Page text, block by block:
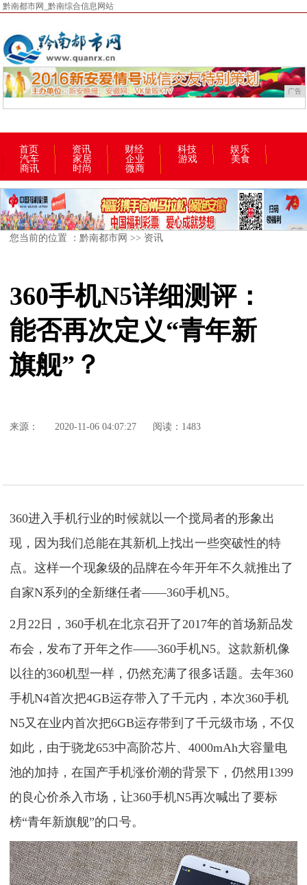
黔南都市网_黔南综合信息网站
广告
首页 资讯 财经 科技
娱乐
汽车
家居 企业 游戏
美食
商讯
时尚 微商
广告
您当前的位置 ：黔南都市网 >> 资讯
360手机N5详细测评：
能否再次定义“青年新
旗舰”？
来源： 2020-11-06 04:07:27 阅读：1483
360进入手机行业的时候就以一个搅局者的形象出
现，因为我们总能在其新机上找出一些突破性的特
点。这样一个现象级的品牌在今年开年不久就推出了
自家N系列的全新继任者——360手机N5。
2月22日，360手机在北京召开了2017年的首场新品发
布会，发布了开年之作——360手机N5。这款新机像
以往的360机型一样，仍然充满了很多话题。去年360
手机N4首次把4GB运存带入了千元内，本次360手机
N5又在业内首次把6GB运存带到了千元级市场，不仅
如此，由于骁龙653中高阶芯片、4000mAh大容量电
池的加持，在国产手机涨价潮的背景下，仍然用1399
的良心价杀入市场，让360手机N5再次喊出了要标
榜“青年新旗舰”的口号。